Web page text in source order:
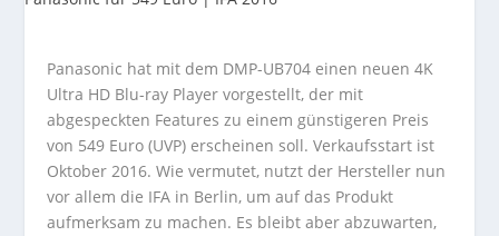
Panasonic hat mit dem DMP-UB704 einen neuen 4K
Ultra HD Blu-ray Player vorgestellt, der mit
abgespeckten Features zu einem günstigeren Preis
von 549 Euro (UVP) erscheinen soll. Verkaufsstart ist
Oktober 2016. Wie vermutet, nutzt der Hersteller nun
vor allem die IFA in Berlin, um auf das Produkt
aufmerksam zu machen. Es bleibt aber abzuwarten,